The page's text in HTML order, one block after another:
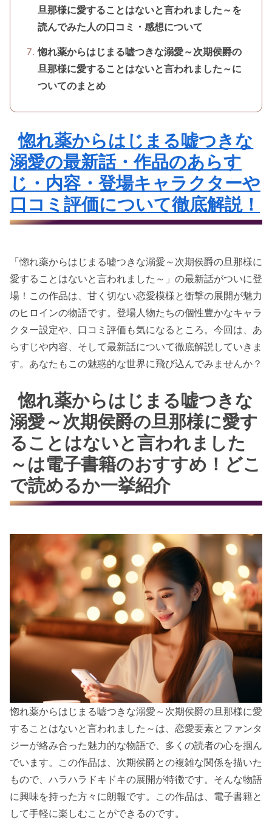
旦那様に愛することはないと言われました～を
読んでみた人の口コミ・感想について
惚れ薬からはじまる嘘つきな溺愛～次期侯爵の
旦那様に愛することはないと言われました～に
ついてのまとめ
惚れ薬からはじまる嘘つきな
溺愛の最新話・作品のあらす
じ・内容・登場キャラクターや
口コミ評価について徹底解説！
「惚れ薬からはじまる嘘つきな溺愛～次期侯爵の旦那様に
愛することはないと言われました～」の最新話がついに登
場！この作品は、甘く切ない恋愛模様と衝撃の展開が魅力
のヒロインの物語です。登場人物たちの個性豊かなキャラ
クター設定や、口コミ評価も気になるところ。今回は、あ
らすじや内容、そして最新話について徹底解説していきま
す。あなたもこの魅惑的な世界に飛び込んでみませんか？
惚れ薬からはじまる嘘つきな
溺愛～次期侯爵の旦那様に愛す
ることはないと言われました
～は電子書籍のおすすめ！どこ
で読めるか一挙紹介
惚れ薬からはじまる嘘つきな溺愛～次期侯爵の旦那様に愛
することはないと言われました～は、恋愛要素とファンタ
ジーが絡み合った魅力的な物語で、多くの読者の心を掴ん
でいます。この作品は、次期侯爵との複雑な関係を描いた
もので、ハラハラドキドキの展開が特徴です。そんな物語
に興味を持った方々に朗報です。この作品は、電子書籍と
して手軽に楽しむことができるのです。